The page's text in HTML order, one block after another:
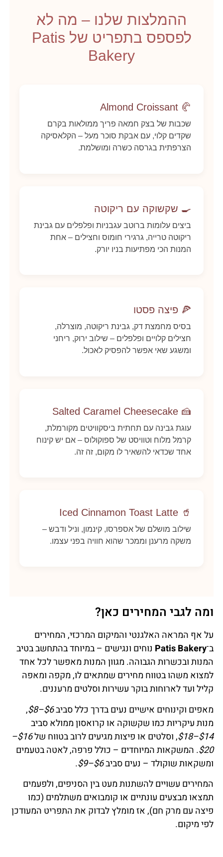
ההמלצות שלנו – מה לא
לפספס בתפריט של Patis
Bakery
🥐 Almond Croissant
שכבות של בצק חמאה פריך ממולאות בקרם
שקדים קלוי, עם אבקת סוכר מעל – הקלאסיקה
הצרפתית בגרסה כשרה ומושלמת.
🍳 שקשוקה עם ריקוטה
ביצים עלומות ברוטב עגבניות ופלפלים עם גבינת
ריקוטה טרייה, גרגירי חומוס וחצילים – אחת
המנות הכי מפתיעות בניו יורק.
🍕 פיצה פסטו
בסיס מחמצת דק, גבינת ריקוטה, מוצרלה,
חצילים קלויים ופלפלים – שילוב ירוק, ריחני
ומשגע שאי אפשר להפסיק לאכול.
🍰 Salted Caramel Cheesecake
עוגת גבינה עם תחתית ביסקוויטים מקורמלת,
קרמל מלוח וטוויסט של ספוקולוס – אם יש קינוח
אחד שכדאי להשאיר לו מקום, זה זה.
🥤 Iced Cinnamon Toast Latte
שילוב מושלם של אספרסו, קינמון, וניל ודבש –
משקה מרענן וממכר שהוא חוויה בפני עצמו.
ומה לגבי המחירים כאן?
על אף המראה האלגנטי והמיקום המרכזי, המחירים
ב־Patis Bakery נוחים ונגישים – במיוחד בהתחשב בטיב
המנות ובכשרות הגבוהה. מגוון המנות מאפשר לכל אחד
למצוא משהו בטווח מחירים שמתאים לו, מקפה ומאפה
קליל ועד לארוחות בוקר עשירות וסלטים מרעננים.
מאפים וקינוחים אישיים נעים בדרך כלל סביב$6–$8
,
מנות עיקריות כמו שקשוקה או קרואסון ממולא סביב
$14–$18
, וסלטים או פיצות מגיעים לרוב בטווח של
$16–
$20. המשקאות המיוחדים – כולל פרפה, לאטה בטעמים
ומשקאות שוקולד – נעים סביב$6–$9
.
המחירים עשויים להשתנות מעט בין הסניפים, ולפעמים
תמצאו מבצעים עונתיים או קומבואים משתלמים (כמו
פיצה עם מרק חם), אז מומלץ לבדוק את התפריט המעודכן
לפי מיקום.